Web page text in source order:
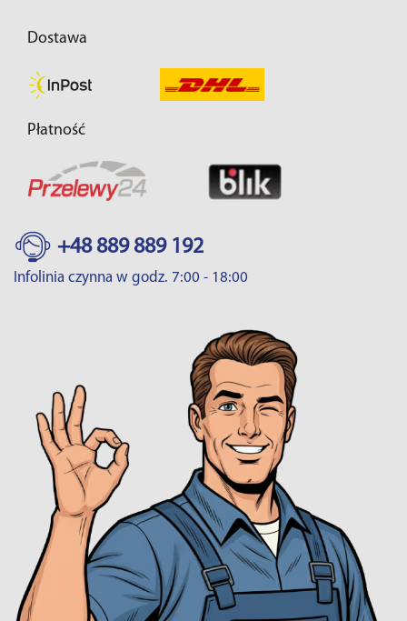
Dostawa
Płatność
+48 889 889 192
Infolinia czynna w godz. 7:00 - 18:00